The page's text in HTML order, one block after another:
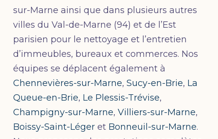
sur-Marne ainsi que dans plusieurs autres
villes du Val-de-Marne (94) et de l’Est
parisien pour le nettoyage et l’entretien
d’immeubles, bureaux et commerces. Nos
équipes se déplacent également à
Chennevières-sur-Marne, Sucy-en-Brie, La
Queue-en-Brie, Le Plessis-Trévise,
Champigny-sur-Marne, Villiers-sur-Marne,
Boissy-Saint-Légeret Bonneuil-sur-Marne.